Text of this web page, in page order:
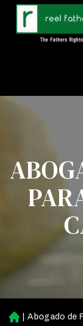
Ini
Abogado de